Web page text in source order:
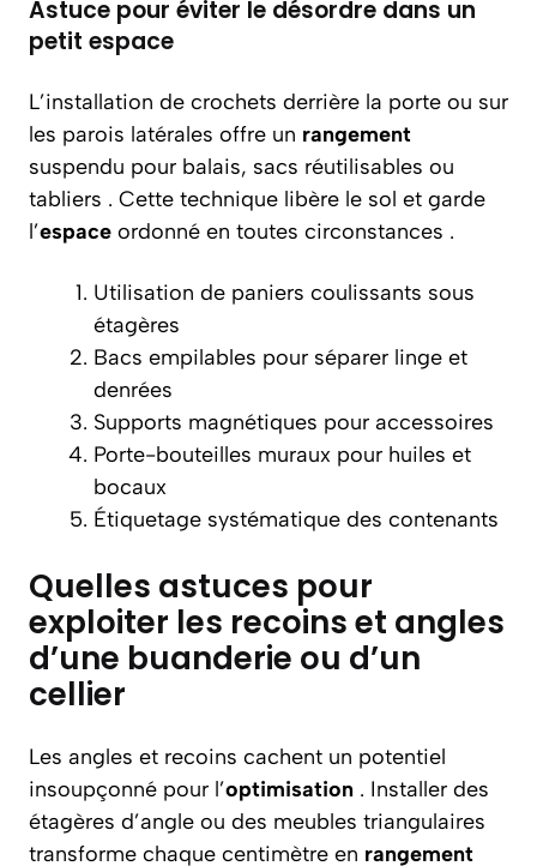
Astuce pour éviter le désordre dans un
petit espace
L’installation de crochets derrière la porte ou sur
les parois latérales offre un rangement
suspendu pour balais, sacs réutilisables ou
tabliers . Cette technique libère le sol et garde
l’espace ordonné en toutes circonstances .
Utilisation de paniers coulissants sous
étagères
Bacs empilables pour séparer linge et
denrées
Supports magnétiques pour accessoires
Porte-bouteilles muraux pour huiles et
bocaux
Étiquetage systématique des contenants
Quelles astuces pour
exploiter les recoins et angles
d’une buanderie ou d’un
cellier
Les angles et recoins cachent un potentiel
insoupçonné pour l’optimisation . Installer des
étagères d’angle ou des meubles triangulaires
transforme chaque centimètre en rangement